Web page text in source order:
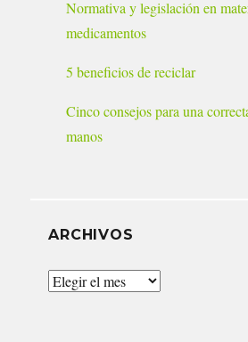
Normativa y legislación en
medicamentos
5 beneficios de reciclar
Cinco consejos para una
manos
ARCHIVOS
Archivos